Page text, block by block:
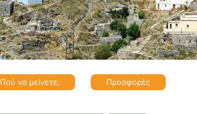
Πού να μείνετε; Προσφορές